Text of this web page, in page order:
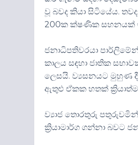
වූ බවද කියා සිටියේය.
200ක ක්ෂණික සහනයක්
ජනාධිපතිවරයා
කාලය සඳහා ජාතික
ලෙසයි. ව්‍යසනයට මුහුණ
ඇතුළු ඒකක හතක්
ව්‍යාජ තොරතුරු
ක්‍රියාමාර්ග ගන්නා බවට